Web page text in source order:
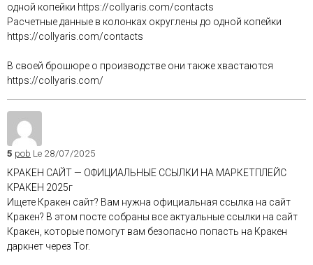
одной копейки https://collyaris.com/contacts
Расчетные данные в колонках округлены до одной копейки
https://collyaris.com/contacts
В своей брошюре о производстве они также хвастаются
https://collyaris.com/
5 pob Le 28/07/2025
КРАКЕН САЙТ — ОФИЦИАЛЬНЫЕ ССЫЛКИ НА МАРКЕТПЛЕЙС
КРАКЕН 2025г
Ищете Кракен сайт? Вам нужна официальная ссылка на сайт
Кракен? В этом посте собраны все актуальные ссылки на сайт
Кракен, которые помогут вам безопасно попасть на Кракен
даркнет через Tor.